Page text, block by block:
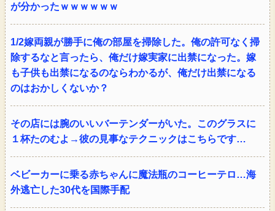
が分かったｗｗｗｗｗｗ
1/2嫁両親が勝手に俺の部屋を掃除した。俺の許可なく掃
除するなと言ったら、俺だけ嫁実家に出禁になった。嫁
も子供も出禁になるのならわかるが、俺だけ出禁になる
のはおかしくないか？
その店には腕のいいバーテンダーがいた。このグラスに
１杯たのむよ→彼の見事なテクニックはこちらです…
ベビーカーに乗る赤ちゃんに魔法瓶のコーヒーテロ…海
外逃亡した30代を国際手配